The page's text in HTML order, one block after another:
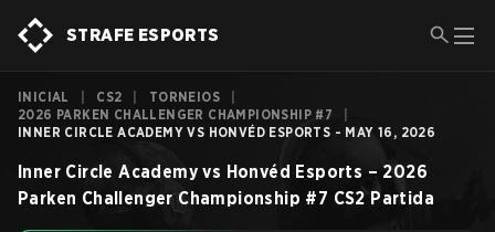
STRAFE ESPORTS
INICIAL CS2 TORNEIOS
2026 PARKEN CHALLENGER CHAMPIONSHIP #7
INNER CIRCLE ACADEMY VS HONVÉD ESPORTS - MAY 16, 2026
Inner Circle Academy vs Honvéd Esports – 2026
Parken Challenger Championship #7 CS2 Partida